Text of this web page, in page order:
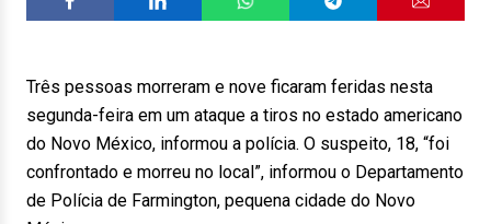
Três pessoas morreram e nove ficaram feridas nesta
segunda-feira em um ataque a tiros no estado americano
do Novo México, informou a polícia. O suspeito, 18, “foi
confrontado e morreu no local”, informou o Departamento
de Polícia de Farmington, pequena cidade do Novo